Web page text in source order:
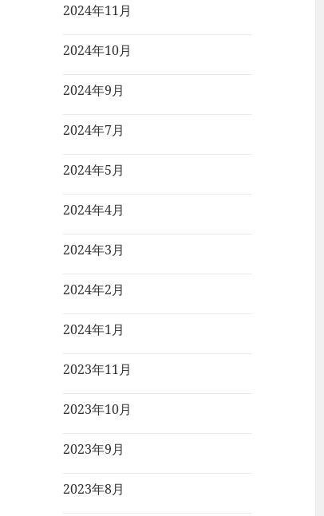
2024年11月
2024年10月
2024年9月
2024年7月
2024年5月
2024年4月
2024年3月
2024年2月
2024年1月
2023年11月
2023年10月
2023年9月
2023年8月